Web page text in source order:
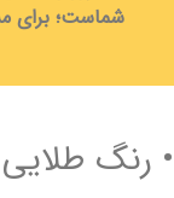
شماست؛ برای
• رنگ طلایی